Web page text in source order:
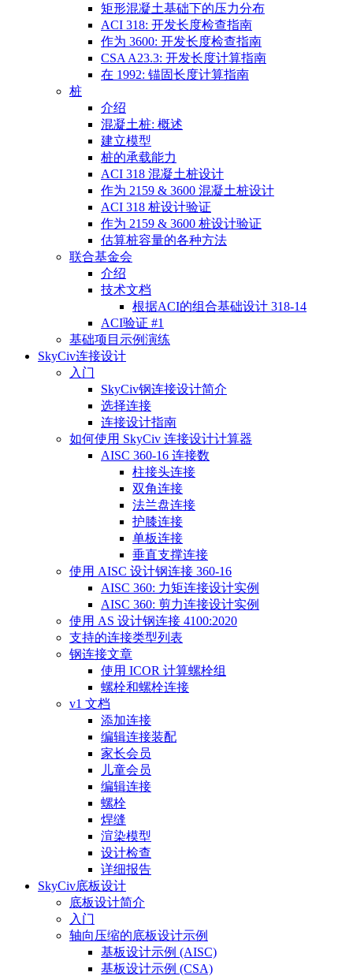
矩形混凝土基础下的压力分布
ACI 318: 开发长度检查指南
作为 3600: 开发长度检查指南
CSA A23.3: 开发长度计算指南
在 1992: 锚固长度计算指南
桩
介绍
混凝土桩: 概述
建立模型
桩的承载能力
ACI 318 混凝土桩设计
作为 2159 & 3600 混凝土桩设计
ACI 318 桩设计验证
作为 2159 & 3600 桩设计验证
估算桩容量的各种方法
联合基金会
介绍
技术文档
根据ACI的组合基础设计 318-14
ACI验证 #1
基础项目示例演练
SkyCiv连接设计
入门
SkyCiv钢连接设计简介
选择连接
连接设计指南
如何使用 SkyCiv 连接设计计算器
AISC 360-16 连接数
柱接头连接
双角连接
法兰盘连接
护膝连接
单板连接
垂直支撑连接
使用 AISC 设计钢连接 360-16
AISC 360: 力矩连接设计实例
AISC 360: 剪力连接设计实例
使用 AS 设计钢连接 4100:2020
支持的连接类型列表
钢连接文章
使用 ICOR 计算螺栓组
螺栓和螺栓连接
v1 文档
添加连接
编辑连接装配
家长会员
儿童会员
编辑连接
螺栓
焊缝
渲染模型
设计检查
详细报告
SkyCiv底板设计
底板设计简介
入门
轴向压缩的底板设计示例
基板设计示例 (AISC)
基板设计示例 (CSA)